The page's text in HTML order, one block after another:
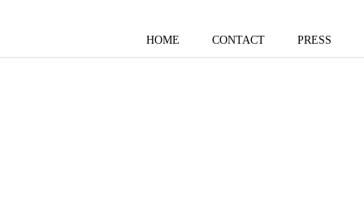
HOME CONTACT PRESS